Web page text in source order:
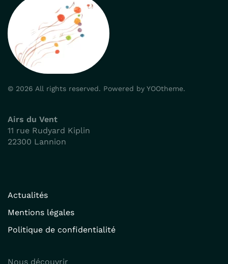
© 2026 All rights reserved. Powered by YOOtheme.
Airs du Vent
11 rue Rudyard Kiplin
22300 Lannion
Actualités
Mentions légales
Politique de confidentialité
Nous découvrir